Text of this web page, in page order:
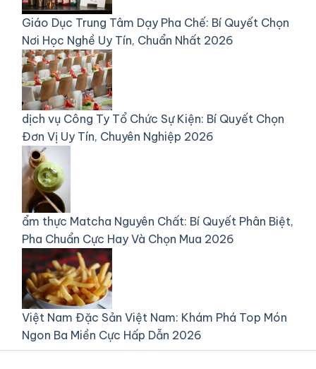
Giáo Dục Trung Tâm Dạy Pha Chế: Bí Quyết Chọn
Nơi Học Nghề Uy Tín, Chuẩn Nhất 2026
dịch vụ Công Ty Tổ Chức Sự Kiện: Bí Quyết Chọn
Đơn Vị Uy Tín, Chuyên Nghiệp 2026
ẩm thực Matcha Nguyên Chất: Bí Quyết Phân Biệt,
Pha Chuẩn Cực Hay Và Chọn Mua 2026
Việt Nam Đặc Sản Việt Nam: Khám Phá Top Món
Ngon Ba Miền Cực Hấp Dẫn 2026